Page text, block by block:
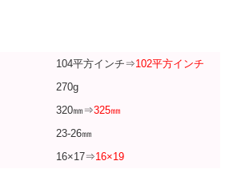
104平方インチ⇒102平方インチ
270g
320㎜⇒325㎜
23-26㎜
16×17⇒16×19